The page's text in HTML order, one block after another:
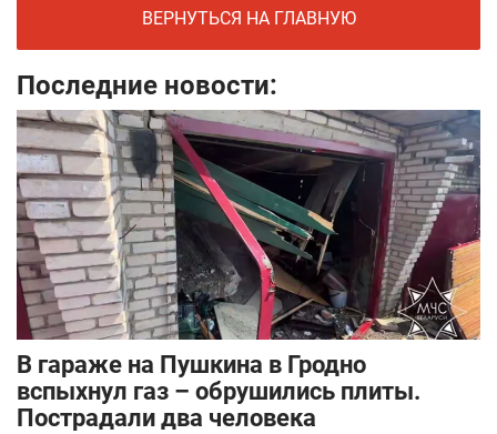
ВЕРНУТЬСЯ НА ГЛАВНУЮ
Последние новости:
В гараже на Пушкина в Гродно
вспыхнул газ – обрушились плиты.
Пострадали два человека